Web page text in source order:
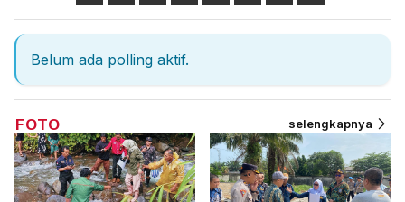
Belum ada polling aktif.
FOTO selengkapnya